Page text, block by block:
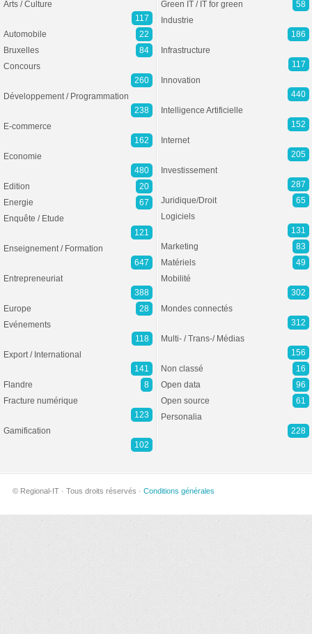
Arts / Culture
117
Automobile
22
Bruxelles
84
Concours
260
Développement / Programmation
238
E-commerce
162
Economie
480
Edition
20
Energie
67
Enquête / Etude
121
Enseignement / Formation
647
Entrepreneuriat
388
Europe
28
Evénements
118
Export / International
141
Flandre
8
Fracture numérique
123
Gamification
102
Green IT / IT for green
58
Industrie
186
Infrastructure
117
Innovation
440
Intelligence Artificielle
152
Internet
205
Investissement
287
Juridique/Droit
65
Logiciels
131
Marketing
83
Matériels
49
Mobilité
302
Mondes connectés
312
Multi- / Trans-/ Médias
156
Non classé
16
Open data
96
Open source
61
Personalia
228
© Regional-IT · Tous droits réservés · Conditions générales